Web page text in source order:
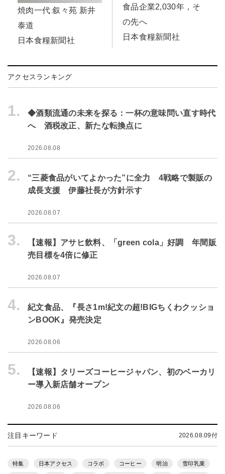
焼肉一代 叙々苑 新井
泰道
日本食糧新聞社
食品企業2,030年，そ
の先へ
日本食糧新聞社
アクセスランキング
1.
◆酒類流通の未来を探る：一杯の意味問い直す時代
へ 酒税改正、新たな転換点に
2026.08.08
2.
“三菱食品がいてよかった”に全力 4戦略で製販の
成長支援 伊藤社長が方針示す
2026.08.07
3.
【速報】アサヒ飲料、「green cola」好調 年間販
売目標を4倍に修正
2026.08.07
4.
紀文食品、『長さ1m!紀文の超!BIGちくわクッショ
ンBOOK』発売決定
2026.08.06
5.
【速報】タリーズコーヒージャパン、初のベーカリ
ー導入新店舗オープン
2026.08.06
注目キーワード 2026.08.09付
特集 日本アクセス コラボ コーヒー 明治 雪印乳業